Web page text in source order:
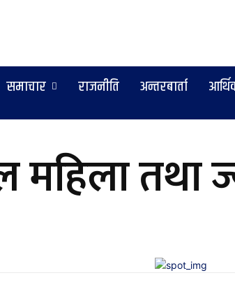
समाचार राजनीति अन्तरबार्ता
तथा